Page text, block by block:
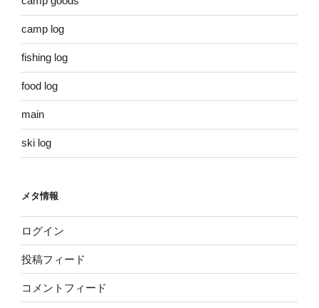
camp log
fishing log
food log
main
ski log
メタ情報
ログイン
投稿フィード
コメントフィード